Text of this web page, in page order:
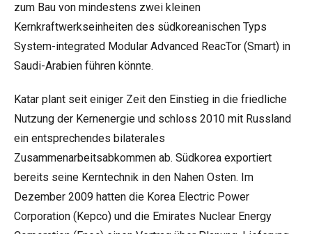
zum Bau von mindestens zwei kleinen
Kernkraftwerkseinheiten des südkoreanischen Typs
System-integrated Modular Advanced ReacTor (Smart) in
Saudi-Arabien führen könnte.
Katar plant seit einiger Zeit den Einstieg in die friedliche
Nutzung der Kernenergie und schloss 2010 mit Russland
ein entsprechendes bilaterales
Zusammenarbeitsabkommen ab. Südkorea exportiert
bereits seine Kerntechnik in den Nahen Osten. Im
Dezember 2009 hatten die Korea Electric Power
Corporation (Kepco) und die Emirates Nuclear Energy